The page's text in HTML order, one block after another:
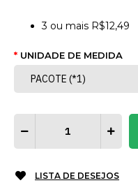
3 ou mais R$12,49
UNIDADE DE MEDIDA
LISTA DE DESEJOS